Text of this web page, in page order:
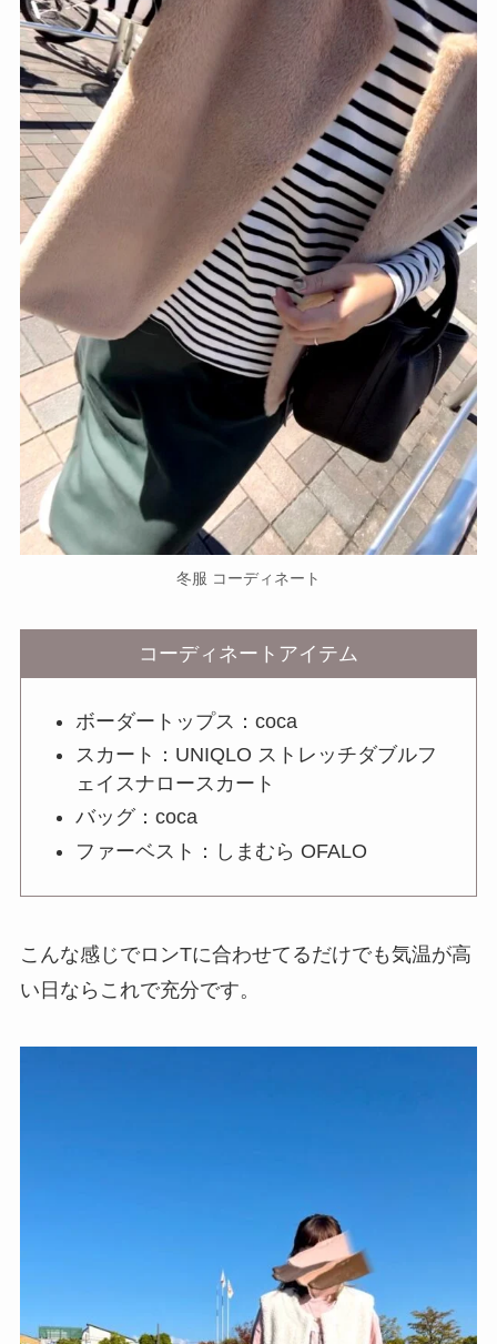
冬服 コーディネート
コーディネートアイテム
ボーダートップス：coca
スカート：UNIQLO ストレッチダブルフ
ェイスナロースカート
バッグ：coca
ファーベスト：しまむら OFALO
こんな感じでロンTに合わせてるだけでも気温が高
い日ならこれで充分です。